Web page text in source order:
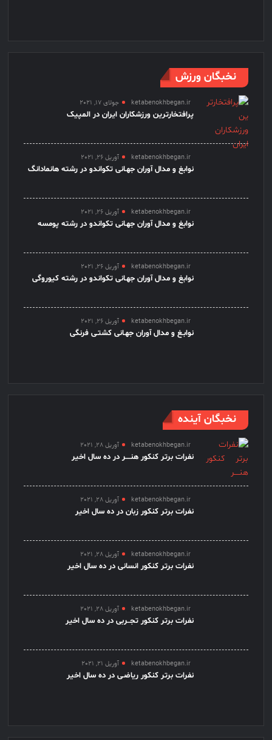
نخبگان ورزش
ketabenokhbegan.ir جولای 17, 2021
پرافتخارترین ورزشکاران ایران در المپیک
ketabenokhbegan.ir آوریل 26, 2021
نوابغ و مدال آوران جهـانی تکواندو در رشته هانمادانگ
ketabenokhbegan.ir آوریل 26, 2021
نوابغ و مدال آوران جهـانی تکواندو در رشته پومسه
ketabenokhbegan.ir آوریل 26, 2021
نوابغ و مدال آوران جهـانی تکواندو در رشته کیوروگی
ketabenokhbegan.ir آوریل 26, 2021
نوابـغ و مدال آوران جهـانی کشتـی فرنگی
نخبگان آینده
ketabenokhbegan.ir آوریل 28, 2021
نفرات برتر کنکور هنــــر در ده سال اخیر
ketabenokhbegan.ir آوریل 28, 2021
نفرات برتر کنکور زبان در ده سال اخیر
ketabenokhbegan.ir آوریل 28, 2021
نفرات برتر کنکور انسانی در ده سال اخیر
ketabenokhbegan.ir آوریل 28, 2021
نفرات برتر کنکور تجــربی در ده سال اخیر
ketabenokhbegan.ir آوریل 21, 2021
نفرات برتر کنکور ریاضـی در ده سال اخیر